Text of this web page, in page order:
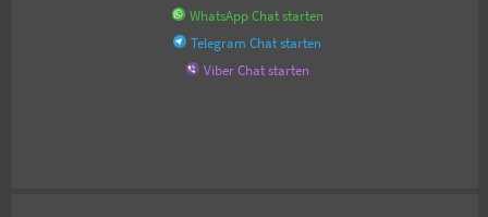
WhatsApp Chat starten
Telegram Chat starten
Viber Chat starten